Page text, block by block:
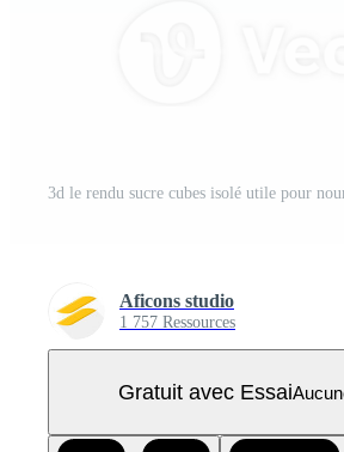
Aficons studio
1 757 Ressources
Gratuit avec Essai